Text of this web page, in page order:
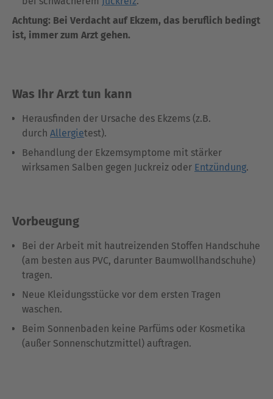
Achtung: Bei Verdacht auf Ekzem, das beruflich bedingt
ist, immer zum Arzt gehen.
Was Ihr Arzt tun kann
Herausfinden der Ursache des Ekzems (z.B.
durch Allergietest).
Behandlung der Ekzemsymptome mit stärker
wirksamen Salben gegen Juckreiz oder Entzündung.
Vorbeugung
Bei der Arbeit mit hautreizenden Stoffen Handschuhe
(am besten aus PVC, darunter Baumwollhandschuhe)
tragen.
Neue Kleidungsstücke vor dem ersten Tragen
waschen.
Beim Sonnenbaden keine Parfüms oder Kosmetika
(außer Sonnenschutzmittel) auftragen.